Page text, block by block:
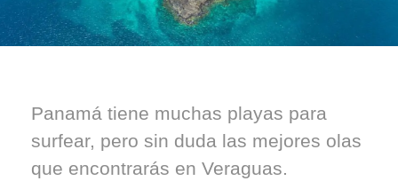
Panamá tiene muchas playas para
surfear, pero sin duda las mejores olas
que encontrarás en Veraguas.